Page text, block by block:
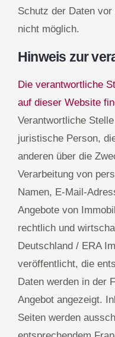
Schutz der Daten
nicht möglich.
Hinweis zur
Die verantwortliche
auf dieser Website
Verantwortliche
juristische Person,
anderen über die
Verarbeitung von
Namen, E-Mail-
Angebote von
rechtlich und
Deutschland / ERA
veröffentlicht, die
Daten werden in der
Angebot angezeigt.
Seiten werden